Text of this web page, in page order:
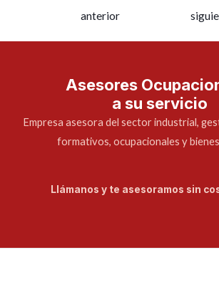
anterior
Asesores
a su servicio
Empresa asesora del sector industrial,
formativos, ocupacionales y
Llámanos y te asesoramos sin